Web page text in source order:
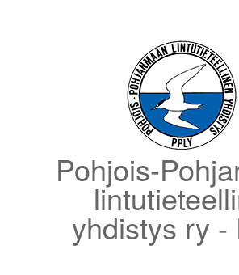
Pohjois-
yhdistys ry -